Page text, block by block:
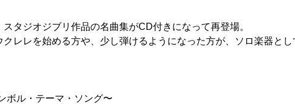
スタジオジブリ作品の名曲集がCD付きになって再登場。
クレレを始める方や、少し弾けるようになった方が、ソロ楽器と
ボル・テーマ・ソング〜